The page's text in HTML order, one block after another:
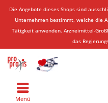
Die Angebote dieses Shops sind
Unternehmen bestimmt, welche die
Tätigkeit anwenden. Arzneimittel-
das
Menü